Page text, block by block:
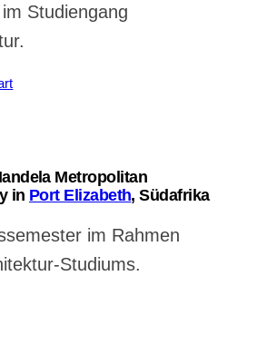
Studiengang
Metropolitan
in Port Elizabeth, Südafrika
im Rahmen
Studiums.